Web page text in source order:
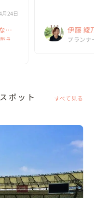
んの
っ
24日
い
え
くださり、本当
婚式の...
伊藤 綾
No.1！
プランナ
ポット すべて見る